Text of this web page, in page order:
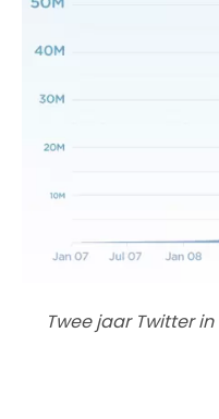
Twee jaar Twitter